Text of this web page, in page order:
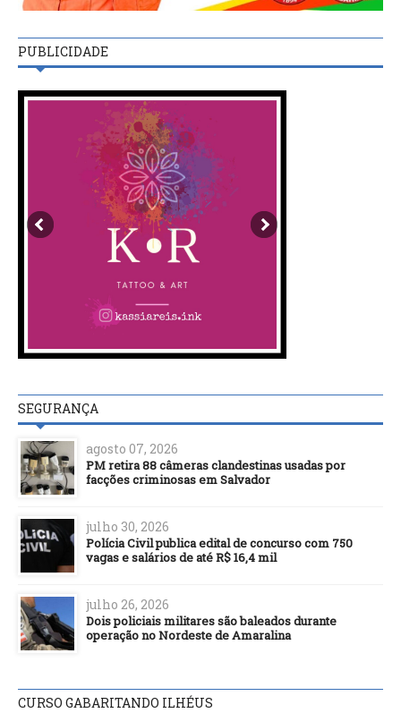
PUBLICIDADE
SEGURANÇA
agosto 07, 2026
PM retira 88 câmeras clandestinas usadas por
facções criminosas em Salvador
julho 30, 2026
Polícia Civil publica edital de concurso com 750
vagas e salários de até R$ 16,4 mil
julho 26, 2026
Dois policiais militares são baleados durante
operação no Nordeste de Amaralina
CURSO GABARITANDO ILHÉUS